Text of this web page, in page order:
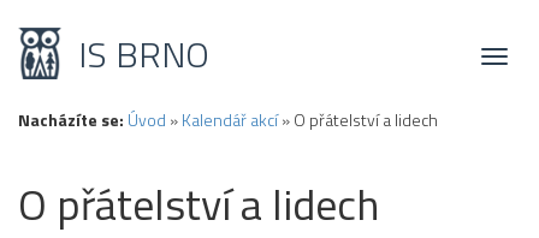
Toggle
IS BRNO
Nacházíte se: Úvod »Kalendář akcí»O přátelství a lidech
O přátelství a lidech